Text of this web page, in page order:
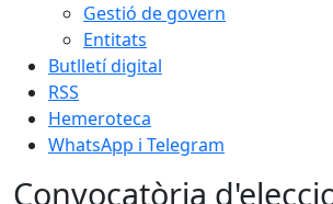
Gestió de govern
Entitats
Butlletí digital
RSS
Hemeroteca
WhatsApp i Telegram
Convocatòria